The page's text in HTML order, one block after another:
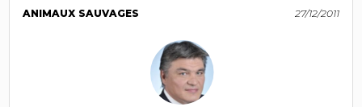
ANIMAUX SAUVAGES 27/12/2011